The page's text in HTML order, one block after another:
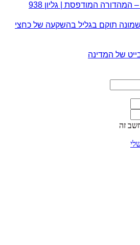
המהדורה המודפסת | גליון 938
שמונה תוקם בגליל בהשקעה של כחצי
של המדינה
זה